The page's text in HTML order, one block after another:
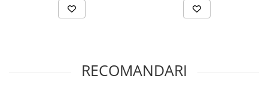
RECOMANDARI